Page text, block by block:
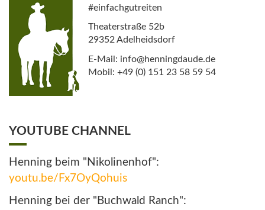
#einfachgutreiten
Theaterstraße 52b
29352 Adelheidsdorf
E-Mail: info@henningdaude.de
Mobil: +49 (0) 151 23 58 59 54
YOUTUBE CHANNEL
Henning beim "Nikolinenhof":
youtu.be/Fx7OyQohuis
Henning bei der "Buchwald Ranch":